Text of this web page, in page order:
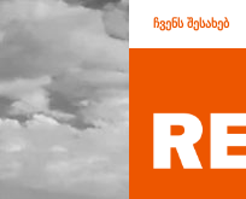
ჩვენს შესახებ